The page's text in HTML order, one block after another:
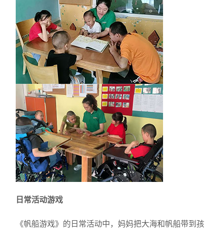
日常活动游戏
《帆船游戏》的日常活动中，妈妈把大海和帆船带到孩